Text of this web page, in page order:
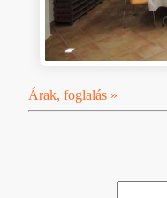
Árak, foglalás »